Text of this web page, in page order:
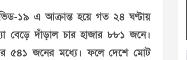
১৯ এ আক্রান্ত হয়ে গত ২৪ ঘণ্টায়
দাঁড়াল চার হাজার ৮৮১ জনে।
৫৪১ জনের মধ্যে। ফলে দেশে মোট